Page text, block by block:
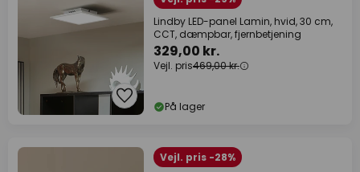
Lindby LED-panel Lamin, hvid, 30 cm,
CCT, dæmpbar, fjernbetjening
329,00 kr.
Vejl. pris469,00 kr.
På lager
Vejl. pris -28%